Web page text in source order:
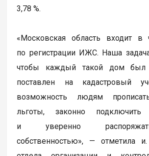
3,78 %.
«Московская область входит в
по регистрации ИЖС. Наша
чтобы каждый такой дом был
поставлен на кадастровый
возможность людям
льготы, законно подключить
и уверенно
собственностью», — отметила